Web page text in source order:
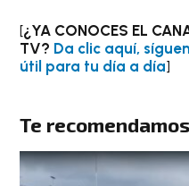
[¿YA CONOCES EL
TV? Da clic aquí,
útil para tu día a día]
Te